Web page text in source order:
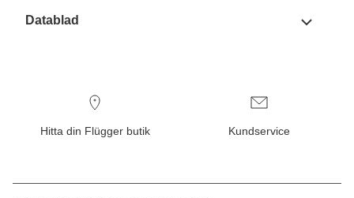
Datablad
Hitta din Flügger butik Kundservice